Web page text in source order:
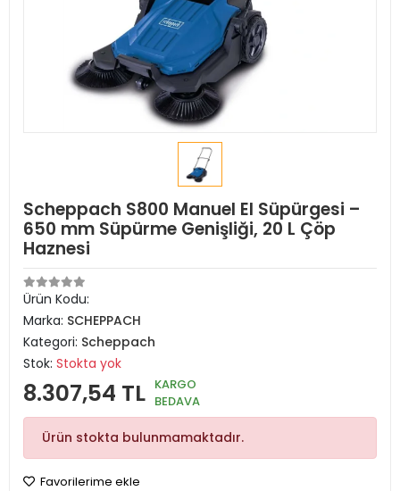
Scheppach S800 Manuel El Süpürgesi –
650 mm Süpürme Genişliği, 20 L Çöp
Haznesi
Ürün Kodu:
Marka: SCHEPPACH
Kategori: Scheppach
Stok: Stokta yok
8.307,54 TL KARGO
BEDAVA
Ürün stokta bulunmamaktadır.
Favorilerime ekle